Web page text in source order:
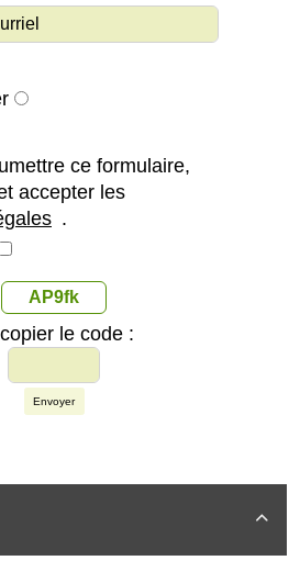
ce formulaire,
accepter les
.
AP9fk
le code :
Envoyer
